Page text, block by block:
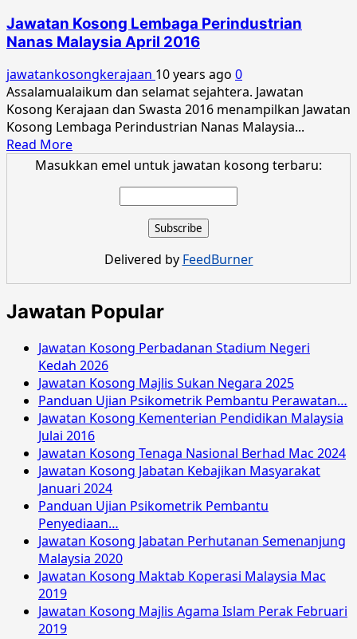
Jawatan Kosong Lembaga Perindustrian
Nanas Malaysia April 2016
jawatankosongkerajaan 10 years ago 0
Assalamualaikum dan selamat sejahtera. Jawatan
Kosong Kerajaan dan Swasta 2016 menampilkan Jawatan
Kosong Lembaga Perindustrian Nanas Malaysia...
Read MoreRead
more
Nanas
Malaysia
April
2016
Masukkan emel untuk jawatan kosong terbaru:
Delivered by FeedBurner
Jawatan Popular
Jawatan Kosong Perbadanan Stadium Negeri
Kedah 2026
Jawatan Kosong Majlis Sukan Negara 2025
Panduan Ujian Psikometrik Pembantu Perawatan…
Jawatan Kosong Kementerian Pendidikan Malaysia
Julai 2016
Jawatan Kosong Tenaga Nasional Berhad Mac 2024
Jawatan Kosong Jabatan Kebajikan Masyarakat
Januari 2024
Panduan Ujian Psikometrik Pembantu
Penyediaan…
Jawatan Kosong Jabatan Perhutanan Semenanjung
Malaysia 2020
Jawatan Kosong Maktab Koperasi Malaysia Mac
2019
Jawatan Kosong Majlis Agama Islam Perak Februari
2019